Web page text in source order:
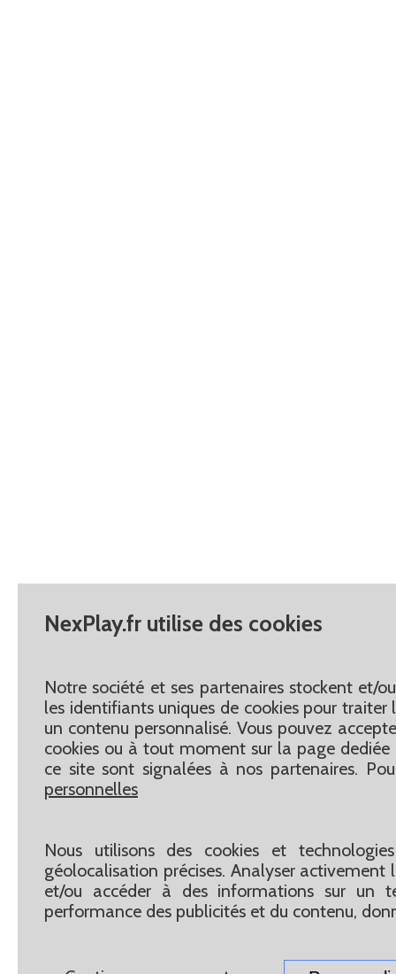
NexPlay.fr utilise des cookies
Notre société et ses partenaires stockent et/
les identifiants uniques de cookies pour
un contenu personnalisé. Vous pouvez
cookies ou à tout moment sur la page dediée
ce site sont signalées à nos partenaires.
personnelles
Nous utilisons des cookies et
géolocalisation précises. Analyser
et/ou accéder à des informations sur un
performance des publicités et du contenu,